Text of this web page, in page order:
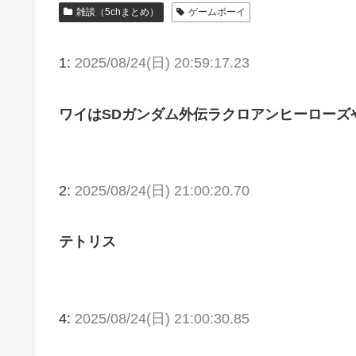
雑談（5chまとめ） ゲームボーイ
1: 2025/08/24(日) 20:59:17.23
ワイはSDガンダム外伝ラクロアンヒーローズ
2: 2025/08/24(日) 21:00:20.70
テトリス
4: 2025/08/24(日) 21:00:30.85